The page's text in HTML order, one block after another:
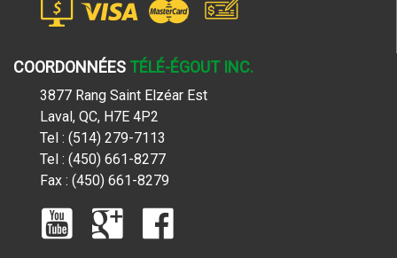
COORDONNÉES TÉLÉ-ÉGOUT INC.
3877 Rang Saint Elzéar Est
Laval, QC, H7E 4P2
Tel : (514) 279-7113
Tel : (450) 661-8277
Fax : (450) 661-8279